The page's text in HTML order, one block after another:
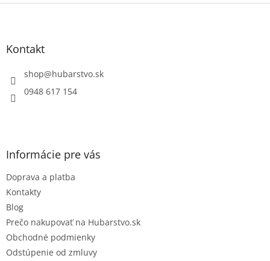
Z
Kontakt
shop@hubarstvo.sk
0948 617 154
Informácie pre vás
Doprava a platba
Kontakty
Blog
Prečo nakupovať na Hubarstvo.sk
Obchodné podmienky
Odstúpenie od zmluvy